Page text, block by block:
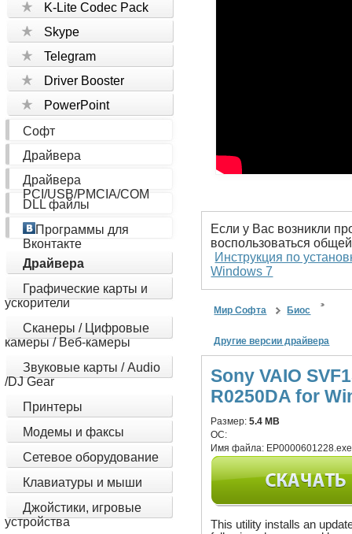
K-Lite Codec Pack
Skype
Telegram
Driver Booster
PowerPoint
Софт
Драйвера
Драйвера
PCI/USB/PMCIA/COM
DLL файлы
Программы для
Вконтакте
Драйвера
Графические карты и
ускорители
Сканеры / Цифровые
камеры / Веб-камеры
Звуковые карты / Audio
/DJ Gear
Принтеры
Модемы и факсы
Сетевое оборудование
Клавиатуры и мыши
Джойстики, игровые
устройства
Если у Вас возникли
воспользоваться
Инструкция по
Windows 7
Мир Софта Биос
Другие версии драйвера
Sony VAIO
R0250DA for
Размер:5.4 MB
ОС:
Имя файла: EP0000601228.exe
This utility installs an